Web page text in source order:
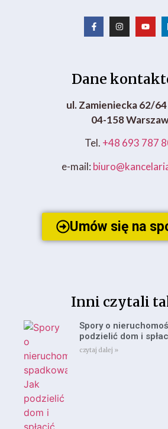
Dane
ul. Zamieniecka 62/
04-158
Tel. +48 693 787
e-mail:
Umów się na
Inni czytali
Spory o
podzielić dom i
czytaj dalej »